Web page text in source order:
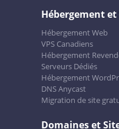
Hébergement et
Hébergement Web
VPS Canadiens
Hébergement
Serveurs Dédiés
Hébergement
DNS Anycast
Migration de site
Domaines et